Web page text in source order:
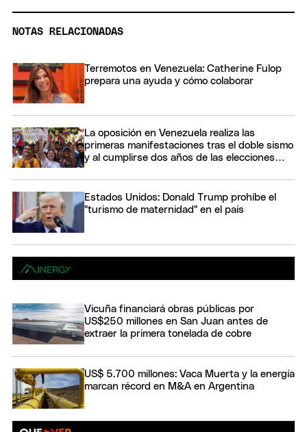
NOTAS RELACIONADAS
Terremotos en Venezuela: Catherine Fulop
prepara una ayuda y cómo colaborar
La oposición en Venezuela realiza las
primeras manifestaciones tras el doble sismo
y al cumplirse dos años de las elecciones
Estados Unidos: Donald Trump prohíbe el
"turismo de maternidad" en el país
Vicuña financiará obras públicas por
US$250 millones en San Juan antes de
extraer la primera tonelada de cobre
US$ 5.700 millones: Vaca Muerta y la energía
marcan récord en M&A en Argentina